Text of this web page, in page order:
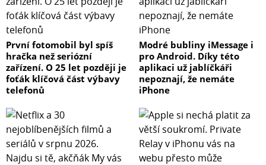
První fotomobil byl spíš
hračka než seriózní
zařízení. O 25 let později je
foťák klíčová část výbavy
telefonů
Modré bubliny iMessage i
pro Android. Díky této
aplikaci už jablíčkáři
nepoznají, že nemáte
iPhone